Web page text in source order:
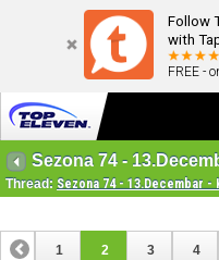
Follow
with
FREE -
Sezona 74 -
Thread: Sezona 74 - 13.Decembar -
1 2 3 4